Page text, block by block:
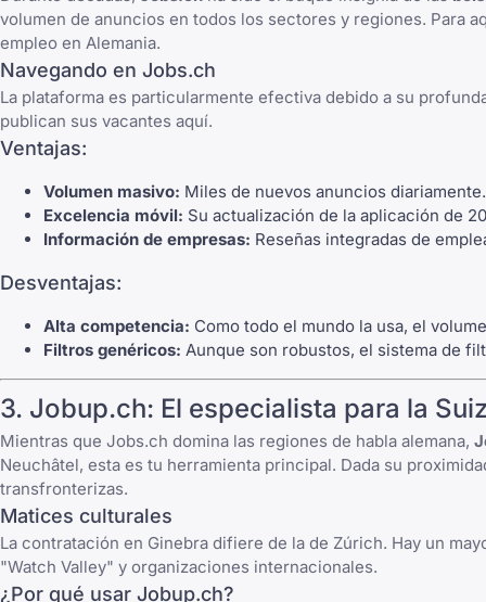
volumen de anuncios en todos los sectores y regiones. Para
empleo en Alemania.
Navegando en Jobs.ch
La plataforma es particularmente efectiva debido a su
publican sus vacantes aquí.
Ventajas:
Volumen masivo: Miles de nuevos anuncios diariamente.
Excelencia móvil: Su actualización de la aplicación de
Información de empresas: Reseñas integradas de
Desventajas:
Alta competencia: Como todo el mundo la usa, el
Filtros genéricos: Aunque son robustos, el sistema de
3. Jobup.ch: El especialista para la
Mientras que Jobs.ch domina las regiones de habla alemana,
Neuchâtel, esta es tu herramienta principal. Dada su
transfronterizas.
Matices culturales
La contratación en Ginebra difiere de la de Zúrich. Hay un
"Watch Valley" y organizaciones internacionales.
¿Por qué usar Jobup.ch?